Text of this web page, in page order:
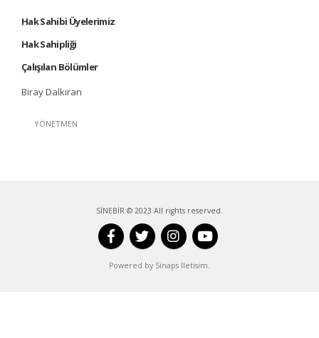
Hak Sahibi Üyelerimiz
Hak Sahipliği
Çalışılan Bölümler
Biray Dalkıran
YÖNETMEN
SİNEBİR © 2023 All rights reserved.
Powered by Sinaps Iletisim.